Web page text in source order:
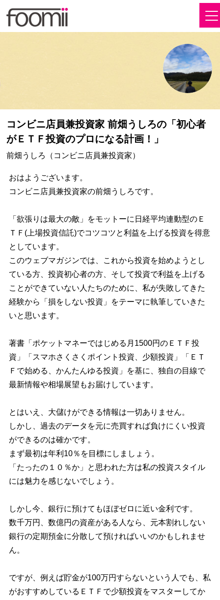
コンビニ店員兼投資家 前畑うしろの「初心者
がＥＴＦ投資のプロになる計画！」
前畑うしろ（コンビニ店員兼投資家）
おはようございます。
コンビニ店員兼投資家の前畑うしろです。
「欲張りは最大の敵」をモットーに日経平均連動型のＥ
ＴＦ(上場投資信託)でコツコツと利益を上げる投資を得意
としています。
このウェブマガジンでは、これから投資を始めようとし
ている方、投資初心者の方、そして投資で利益を上げる
ことができていない人たちのために、私が失敗してきた
経験から「損をしない投資」をテーマに執筆していきた
いと思います。
著書「ポケットマネーではじめる月1500円のＥＴＦ投
資」「スマホさくさくポイント投資、少額投資」「ＥＴ
Ｆで始める、かんたんゆる投資」を基に、独自の目線で
最新情報や相場展望もお届けしています。
とはいえ、大儲けができる情報は一切ありません。
しかし、過去のデータを元に売買すれば負けにくい投資
ができるのは確かです。
まず最初は年利10％を目標にしましょう。
「たったの１０％か」と思われた方は私の投資スタイル
には魅力を感じないでしょう。
しかし今、銀行に預けてもほぼゼロに近い金利です。
数千万円、数億円の資産がある人なら、元本割れしない
銀行の定期預金に分散して預ければいいのかもしれませ
ん。
ですが、例えば貯金が100万円すらないという人でも、私
がおすすめしているＥＴＦで少額投資をマスターしてか